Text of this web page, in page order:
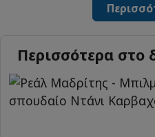
Περισσότερα στο